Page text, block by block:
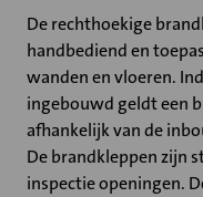
De rechthoekige
handbediend en
wanden en vloeren.
ingebouwd geldt een
afhankelijk van de
De brandkleppen zijn
inspectie openingen.